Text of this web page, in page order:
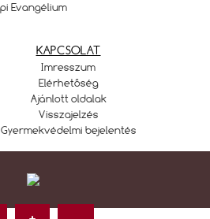
Evangélium
KAPCSOLAT
Imresszum
Elérhetőség
Ajánlott oldalak
Visszajelzés
Gyermekvédelmi bejelentés